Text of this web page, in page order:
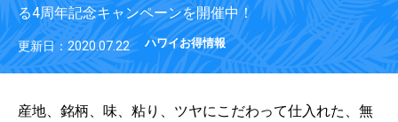
る4周年記念キャンペーンを開催中！
更新日：2020.07.22 ハワイお得情報
産地、銘柄、味、粘り、ツヤにこだわって仕入れた、無